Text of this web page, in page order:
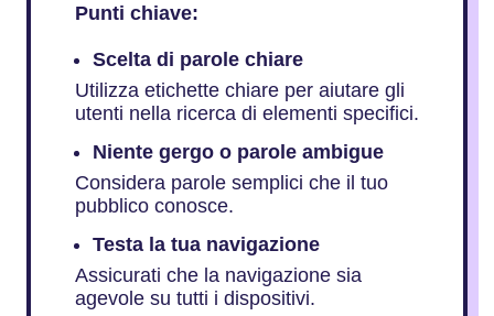
Punti chiave:
Scelta di parole chiare
Utilizza etichette chiare per aiutare gli
utenti nella ricerca di elementi specifici.
Niente gergo o parole ambigue
Considera parole semplici che il tuo
pubblico conosce.
Testa la tua navigazione
Assicurati che la navigazione sia
agevole su tutti i dispositivi.